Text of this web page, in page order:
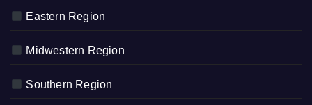
Eastern Region
Midwestern Region
Southern Region